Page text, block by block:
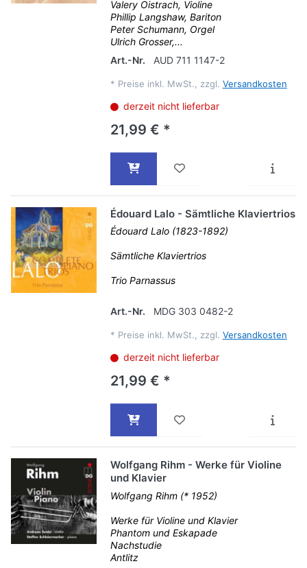
Valery Oistrach, Violine
Phillip Langshaw, Bariton
Peter Schumann, Orgel
Ulrich Grosser,...
Art.-Nr.
AUD 711 1147-2
* Preise inkl. MwSt., zzgl. Versandkosten
derzeit nicht lieferbar
21,99 € *
Édouard Lalo - Sämtliche Klaviertrios
Édouard Lalo (1823-1892)
Sämtliche Klaviertrios
Trio Parnassus
Art.-Nr. MDG 303 0482-2
* Preise inkl. MwSt., zzgl. Versandkosten
derzeit nicht lieferbar
21,99 € *
Wolfgang Rihm - Werke für Violine
und Klavier
Wolfgang Rihm (* 1952)
Werke für Violine und Klavier
Phantom und Eskapade
Nachstudie
Antlitz